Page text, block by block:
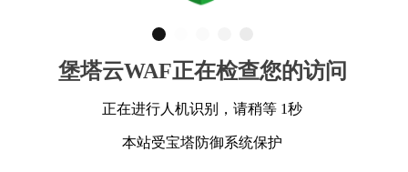
堡塔云WAF正在检查您的访问
正在进行人机识别，请稍等 1秒
本站受宝塔防御系统保护